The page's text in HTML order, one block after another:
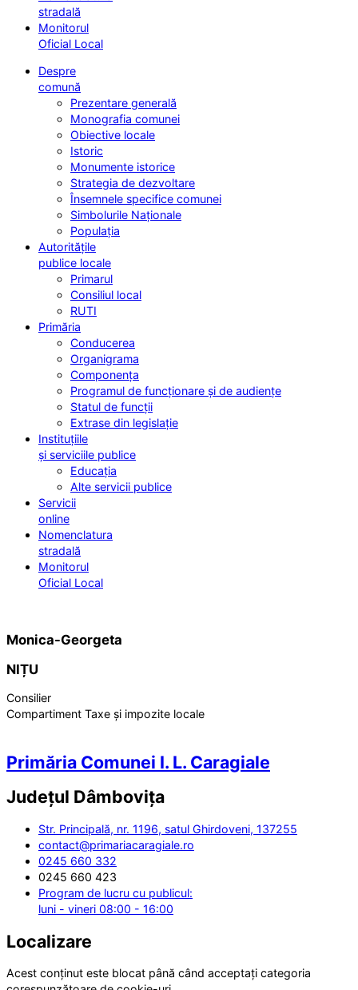
stradală
Monitorul
Oficial Local
Despre
comună
Prezentare generală
Monografia comunei
Obiective locale
Istoric
Monumente istorice
Strategia de dezvoltare
Însemnele specifice comunei
Simbolurile Naționale
Populația
Autoritățile
publice locale
Primarul
Consiliul local
RUTI
Primăria
Conducerea
Organigrama
Componența
Programul de funcționare și de audiențe
Statul de funcții
Extrase din legislație
Instituțiile
și serviciile publice
Educația
Alte servicii publice
Servicii
online
Nomenclatura
stradală
Monitorul
Oficial Local
Monica-Georgeta
NIȚU
Consilier
Compartiment Taxe și impozite locale
Primăria Comunei I. L. Caragiale
Județul Dâmbovița
Str. Principală, nr. 1196, satul Ghirdoveni, 137255
contact@primariacaragiale.ro
0245 660 332
0245 660 423
Program de lucru cu publicul:
luni - vineri 08:00 - 16:00
Localizare
Acest conținut este blocat până când acceptați categoria